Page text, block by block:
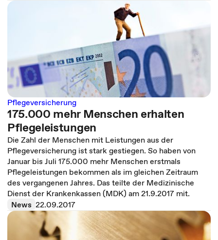
Pflegeversicherung
175.000 mehr Menschen erhalten
Pflegeleistungen
Die Zahl der Menschen mit Leistungen aus der
Pflegeversicherung ist stark gestiegen. So haben von
Januar bis Juli 175.000 mehr Menschen erstmals
Pflegeleistungen bekommen als im gleichen Zeitraum
des vergangenen Jahres. Das teilte der Medizinische
Dienst der Krankenkassen (MDK) am 21.9.2017 mit.
News 22.09.2017